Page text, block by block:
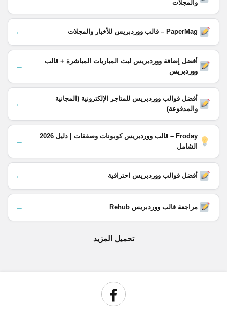
والمجلات
PaperMag – قالب ووردبريس للأخبار والمجلات ←
أفضل إضافة ووردبريس لبث المباريات المباشرة + قالب
ووردبريس
←
أفضل قوالب ووردبريس للمتاجر الإلكترونية (المجانية
والمدفوعة)
←
Froday – قالب ووردبريس كوبونات وصفقات | دليل 2026
الشامل
←
أفضل قوالب ووردبريس احترافية ←
مراجعة قالب ووردبريس Rehub ←
تحميل المزيد